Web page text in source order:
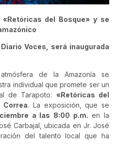
del Bosque» y se
Voces, será inaugurada
de la Amazonía se
individual que promete ser un
de Tarapoto: «Retóricas del
Correa. La exposición, que se
a las 8:00 p.m. en la
Carbajal, ubicada en Jr. José
del talento local que ha